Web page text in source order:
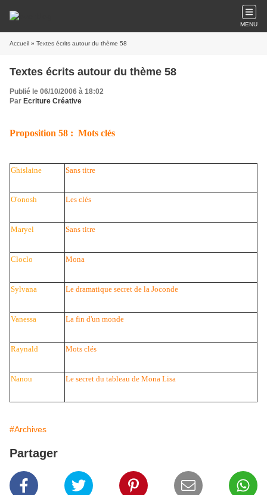
MENU
Accueil » Textes écrits autour du thème 58
Textes écrits autour du thème 58
Publié le 06/10/2006 à 18:02
Par Ecriture Créative
Proposition 58 : Mots clés
Ghislaine Sans titre
O'onosh Les clés
Maryel Sans titre
Cloclo Mona
Sylvana Le dramatique secret de la Joconde
Vanessa La fin d'un monde
Raynald Mots clés
Nanou Le secret du tableau de Mona Lisa
#Archives
Partager